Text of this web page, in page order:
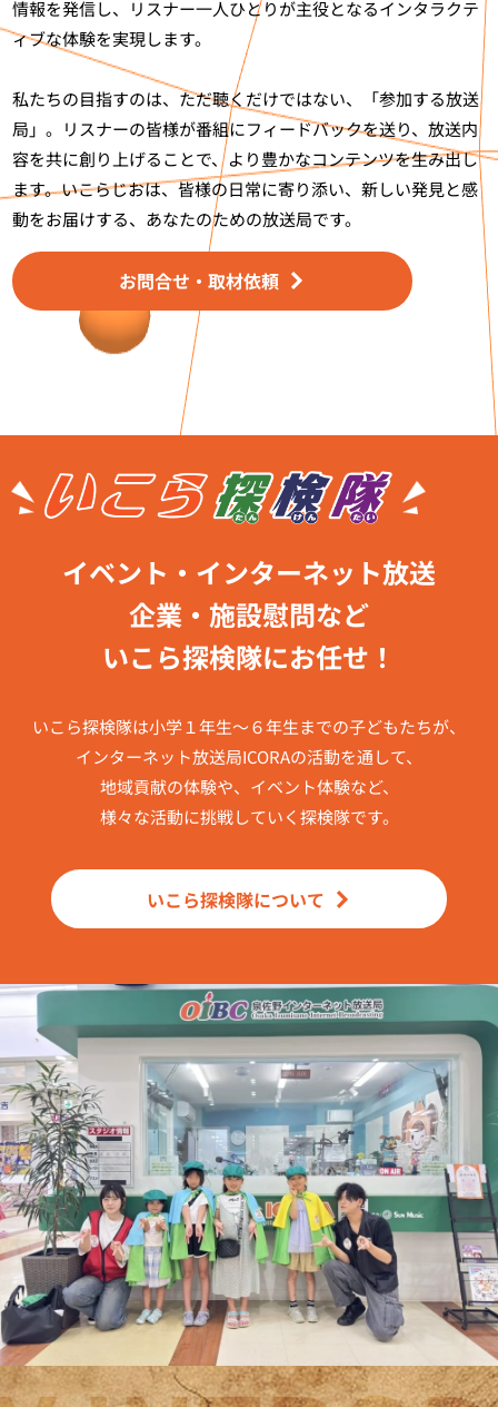
情報を発信し、リスナー一人ひとりが主役となるインタラクテ
ィブな体験を実現します。
私たちの目指すのは、ただ聴くだけではない、「参加する放送
局」。リスナーの皆様が番組にフィードバックを送り、放送内
容を共に創り上げることで、より豊かなコンテンツを生み出し
ます。いこらじおは、皆様の日常に寄り添い、新しい発見と感
動をお届けする、あなたのための放送局です。
お問合せ・取材依頼
イベント・インターネット放送
企業・施設慰問など
いこら探検隊にお任せ！
いこら探検隊は小学１年生～６年生までの子どもたちが、
インターネット放送局ICORAの活動を通して、
地域貢献の体験や、イベント体験など、
様々な活動に挑戦していく探検隊です。
いこら探検隊について